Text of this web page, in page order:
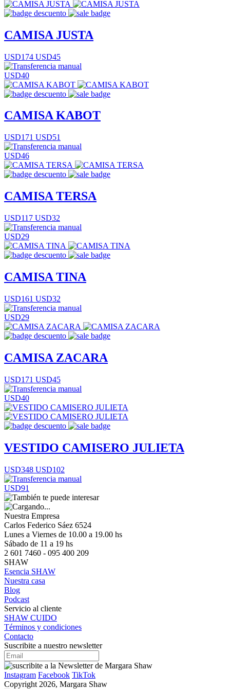
CAMISA JUSTA
USD174 USD45
USD40
CAMISA KABOT
USD171 USD51
USD46
CAMISA TERSA
USD117 USD32
USD29
CAMISA TINA
USD161 USD32
USD29
CAMISA ZACARA
USD171 USD45
USD40
VESTIDO CAMISERO JULIETA
USD348 USD102
USD91
Nuestra Empresa
Carlos Federico Sáez 6524
Lunes a Viernes de 10.00 a 19.00 hs
Sábado de 11 a 19 hs
2 601 7460 - 095 400 209
SHAW
Esencia SHAW
Nuestra casa
Blog
Podcast
Servicio al cliente
SHAW CUIDO
Términos y condiciones
Contacto
Suscribite a nuestro newsletter
Instagram Facebook TikTok
Copyright 2026, Margara Shaw